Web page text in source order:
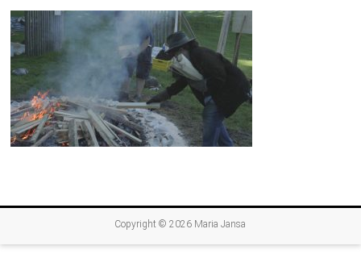
Copyright © 2026 Maria Jansa